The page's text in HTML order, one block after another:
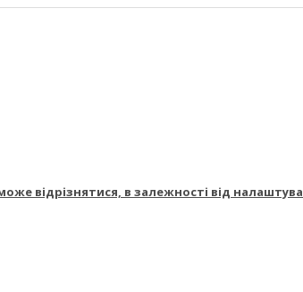
відрізнятися, в залежності від